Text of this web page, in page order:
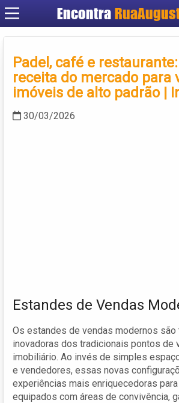
Encontra
Cadastrar
Criar conta
Padel, café e
receita do mercado para
imóveis de alto padrão |
30/03/2026
Estandes de Vendas
Os estandes de vendas modernos
inovadoras dos tradicionais pontos de
imobiliário. Ao invés de simples
e vendedores, essas novas
experiências mais enriquecedoras
equipados com áreas de convivência,